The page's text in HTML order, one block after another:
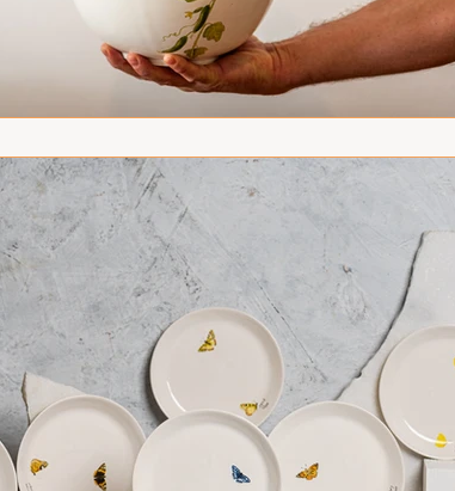
מה כדאי לדעת כאשר מחפשים
קרמיקה למכירה
בשנים האחרונות, הביקוש לכלי קרמיקה מסוגים שונים,
השילוב של חומרים טבעיים, עיצוב ייחודי ושימושיות בחיי
הפכה אותם...